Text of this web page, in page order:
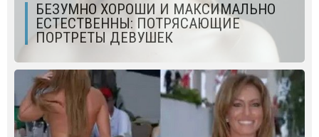
БЕЗУМНО ХОРОШИ И МАКСИМАЛЬНО
ЕСТЕСТВЕННЫ: ПОТРЯСАЮЩИЕ
ПОРТРЕТЫ ДЕВУШЕК